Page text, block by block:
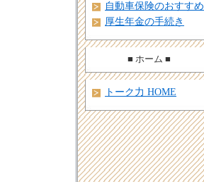
自動車保険のおすすめ
厚生年金の手続き
■ ホーム ■
トーク力 HOME